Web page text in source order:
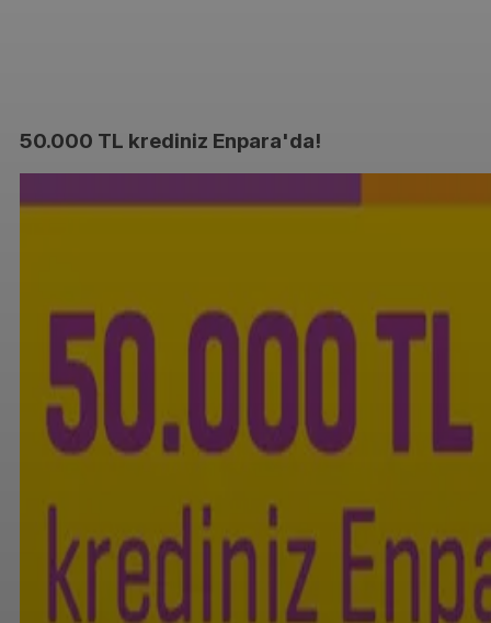
50.000 TL krediniz Enpara'da!